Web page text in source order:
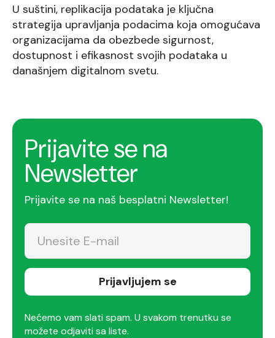
U suštini, replikacija podataka je ključna
strategija upravljanja podacima koja omogućava
organizacijama da obezbede sigurnost,
dostupnost i efikasnost svojih podataka u
današnjem digitalnom svetu.
Prijavite se na
Newsletter
Prijavite se na naš besplatni Newsletter!
Prijavljujem se
Nećemo vam slati spam. U svakom trenutku se
možete odjaviti sa liste.